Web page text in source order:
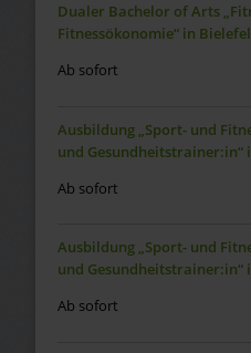
Dualer Bachelor of Arts
Fitnessökonomie“ in
Ab sofort
Ausbildung „Sport- und
und Gesundheitstrainer:in“
Ab sofort
Ausbildung „Sport- und
und Gesundheitstrainer:in“
Ab sofort